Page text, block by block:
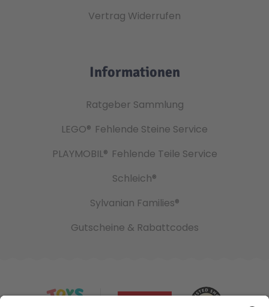
Vertrag Widerrufen
Informationen
Ratgeber Sammlung
LEGO® Fehlende Steine Service
PLAYMOBIL® Fehlende Teile Service
Schleich®
Sylvanian Families®
Gutscheine & Rabattcodes